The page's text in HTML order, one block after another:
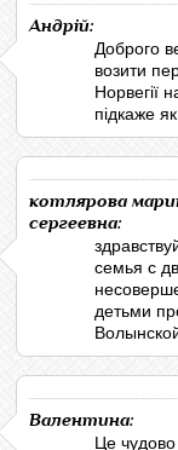
Андрій:
Доброго
возити
Норвегії
підкаже як
котлярова
сергеевна:
семья с
детьми
Валентина:
Це